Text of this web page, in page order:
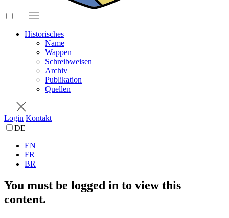
Historisches
Name
Wappen
Schreibweisen
Archiv
Publikation
Quellen
Login Kontakt
DE
EN
FR
BR
You must be logged in to view this
content.